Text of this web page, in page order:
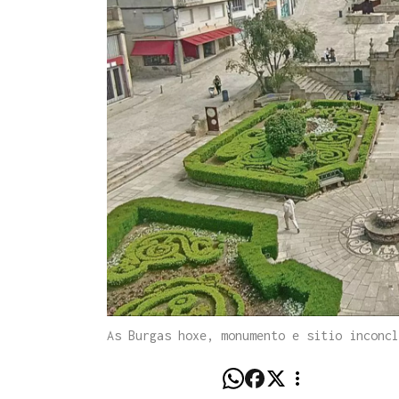
As Burgas hoxe, monumento e sitio